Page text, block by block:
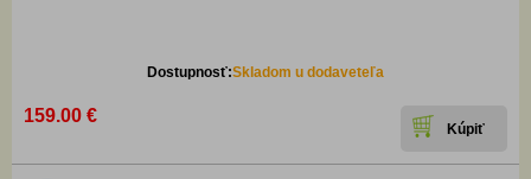
Dostupnosť:Skladom u dodaveteľa
159.00 €